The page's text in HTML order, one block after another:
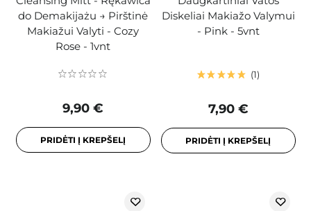
do Demakijażu → Pirštinė
Makiažui Valyti - Cozy
Rose - 1vnt
9,90 €
PRIDĖTI Į KREPŠELĮ
Diskeliai Makiažo Valymui
- Pink - 5vnt
1
7,90 €
PRIDĖTI Į KREPŠELĮ